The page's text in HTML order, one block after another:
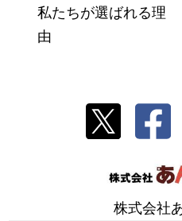
私たちが選ばれる理
由
株式会社